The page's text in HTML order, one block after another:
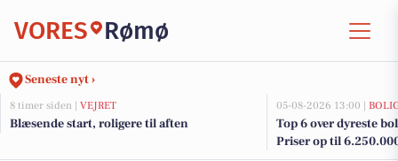
VORES Rømø
Seneste nyt ›
8 timer siden | VEJRET
Blæsende start, roligere til aften
05-08-2026 13:00 |
Top 6 over dyreste
Priser op til